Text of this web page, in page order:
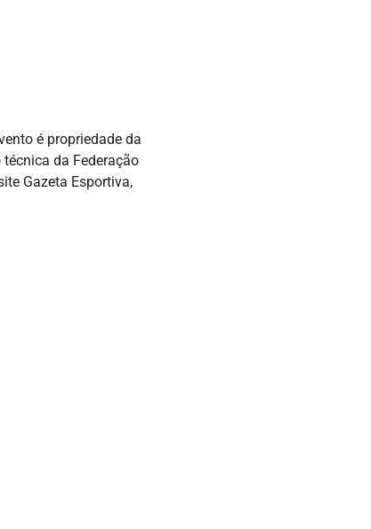
é propriedade da
da Federação
Gazeta Esportiva,